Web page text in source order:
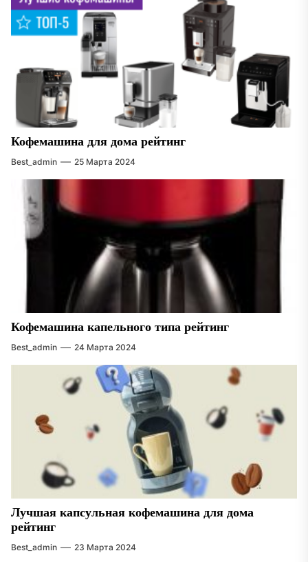
Кофемашина для дома рейтинг
Best_admin 25 Марта 2024
Кофемашина капельного типа рейтинг
Best_admin 24 Марта 2024
Лучшая капсульная кофемашина для дома
рейтинг
Best_admin 23 Марта 2024